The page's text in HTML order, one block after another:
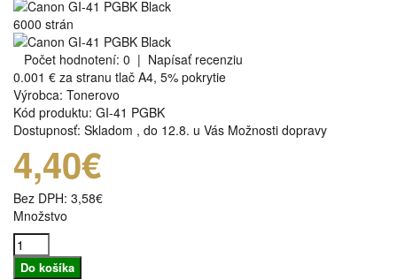
6000 strán
Počet hodnotení: 0 | Napísať recenziu
0.001 € za stranu tlač A4, 5% pokrytie
Výrobca: Tonerovo
Kód produktu: GI-41 PGBK
Dostupnosť: Skladom , do 12.8. u Vás Možnosti dopravy
4,40€
Bez DPH: 3,58€
Množstvo